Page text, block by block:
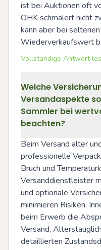
ist bei Auktionen oft
OHK schmälert nicht
kann aber bei
Wiederverkaufswert
Vollständige Antwort
Welche
Versandaspekte
Sammler bei
beachten?
Beim Versand alter
professionelle
Bruch und
Versanddienstleister
und optionale
minimieren Risiken.
beim Erwerb die
Versand,
detaillierten